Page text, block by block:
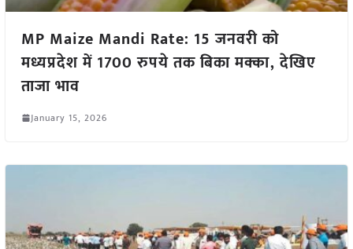
MP Maize Mandi Rate: 15 जनवरी को
मध्यप्रदेश में 1700 रुपये तक बिका मक्का, देखिए
ताजा भाव
January 15, 2026